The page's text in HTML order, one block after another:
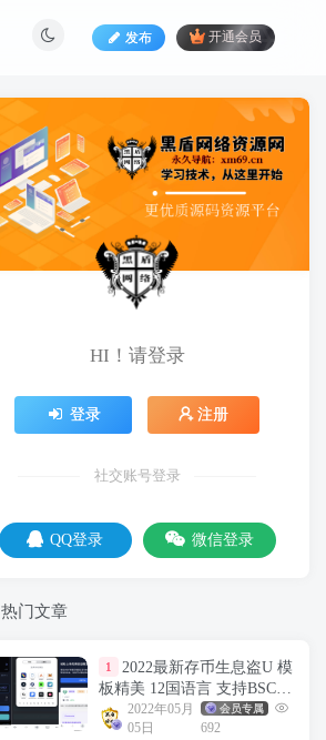
发布 开通会员
HI！请登录
登录 注册
社交账号登录
QQ登录 微信登录
热门文章
1
2022最新存币生息盗U 模
板精美 12国语言 支持BSC
ERC TRC三条链（可以付费
拓展其他链）带好友邀请机
2022年05月
05日
会员专属
692